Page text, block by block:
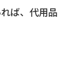
ば、代用品